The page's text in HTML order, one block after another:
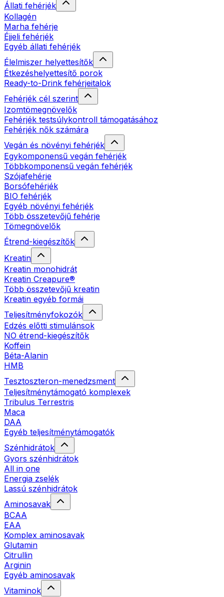
Állati fehérjék
Kollagén
Marha fehérje
Éjjeli fehérjék
Egyéb állati fehérjék
Élelmiszer helyettesítők
Étkezéshelyettesítő porok
Ready-to-Drink fehérjeitalok
Fehérjék cél szerint
Izomtömegnövelők
Fehérjék testsúlykontroll támogatásához
Fehérjék nők számára
Vegán és növényi fehérjék
Egykomponensű vegán fehérjék
Többkomponensű vegán fehérjék
Szójafehérje
Borsófehérjék
BIO fehérjék
Egyéb növényi fehérjék
Több összetevőjű fehérje
Tömegnövelők
Étrend-kiegészítők
Kreatin
Kreatin monohidrát
Kreatin Creapure®
Több összetevőjű kreatin
Kreatin egyéb formái
Teljesítményfokozók
Edzés előtti stimulánsok
NO étrend-kiegészítők
Koffein
Béta-Alanin
HMB
Tesztoszteron-menedzsment
Teljesítménytámogató komplexek
Tribulus Terrestris
Maca
DAA
Egyéb teljesítménytámogatók
Szénhidrátok
Gyors szénhidrátok
All in one
Energia zselék
Lassú szénhidrátok
Aminosavak
BCAA
EAA
Komplex aminosavak
Glutamin
Citrullin
Arginin
Egyéb aminosavak
Vitaminok